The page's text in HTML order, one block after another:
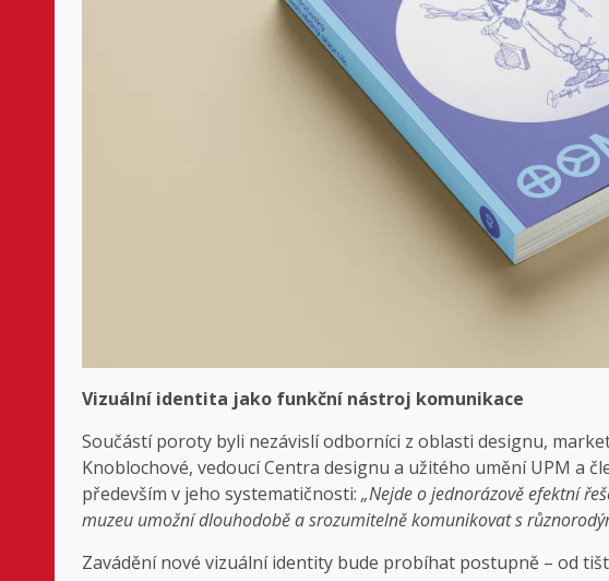
Vizuální identita jako funkční nástroj komunikace
Součástí poroty byli nezávislí odborníci z oblasti designu,
Knoblochové, vedoucí Centra designu a užitého umění UPM a
především v jeho systematičnosti: „Nejde o jednorázově efektní
muzeu umožní dlouhodobě a srozumitelně komunikovat s
Zavádění nové vizuální identity bude probíhat postupně – od